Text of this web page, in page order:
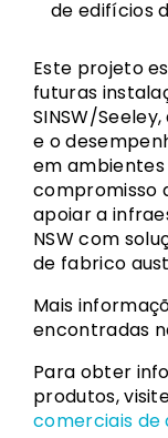
de edifícios
Este projeto
futuras
SINSW/
e o
em
compromisso
apoiar a
NSW com
de fabrico
Mais
encontradas
Para obter
produtos,
comerciais de